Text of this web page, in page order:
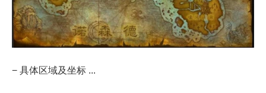
− 具体区域及坐标 ...